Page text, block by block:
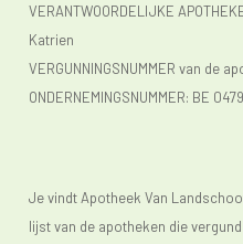
VERANTWOORDELIJKE
Katrien
VERGUNNINGSNUMMER van de
ONDERNEMINGSNUMMER: BE
Je vindt Apotheek Van
lijst van de apotheken die vergund